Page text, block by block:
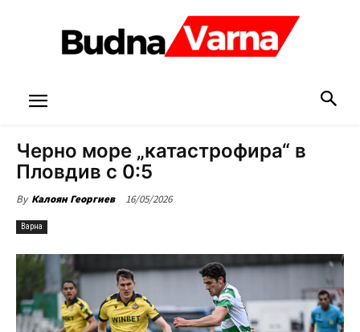
Черно море „катастрофира“ в
Пловдив с 0:5
By Калоян Георгиев 16/05/2026
Варна